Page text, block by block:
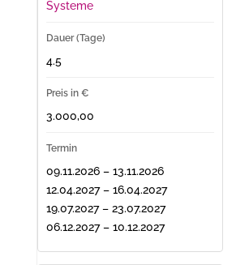
Systeme
4.5
3.000,00
09.11.2026 – 13.11.2026
12.04.2027 – 16.04.2027
19.07.2027 – 23.07.2027
06.12.2027 – 10.12.2027